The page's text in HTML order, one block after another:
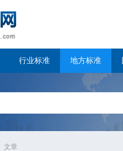
行业标准 地方标准
文章